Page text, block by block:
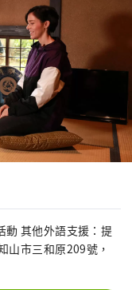
動 其他外語支援：提
山市三和原209號，